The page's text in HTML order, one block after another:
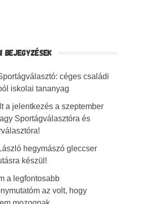
BEJEGYZÉSEK
céges családi
iskolai tananyag
a jelentkezés a szeptember
Sportágválasztóra és
hegymászó gleccser
készül!
a legfontosabb
az volt, hogy